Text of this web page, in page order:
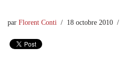
par Florent Conti 18 octobre 2010